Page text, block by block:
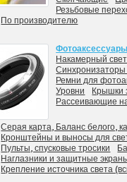
Резьбовые
По производителю
Фотоаксессуары
Накамерный свет
Ремни для
Уровни
Крышки
Рассеивающие
Серая карта, Баланс белого,
Кронштейны и выносы для
Пульты, спусковые тросики
Наглазники и защитные
Крепление источника света